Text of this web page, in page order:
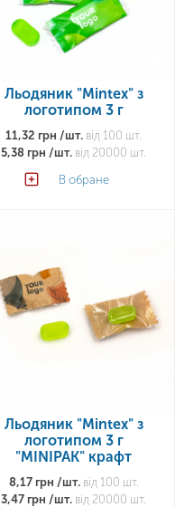
Льодяник "Mintex" з
логотипом 3 г
11,32 грн /шт. від 100 шт.
5,38 грн /шт. від 20000 шт.
В обране
Льодяник "Mintex" з
логотипом 3 г
"MINIPAK" крафт
8,17 грн /шт.від 100 шт.
3,47 грн /шт. від 20000 шт.